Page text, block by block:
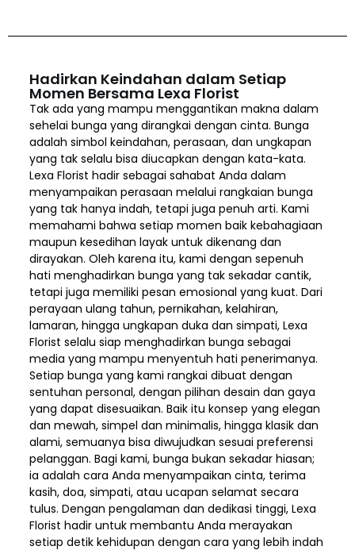
Hadirkan Keindahan dalam Setiap
Momen Bersama Lexa Florist
Tak ada yang mampu menggantikan makna dalam
sehelai bunga yang dirangkai dengan cinta. Bunga
adalah simbol keindahan, perasaan, dan ungkapan
yang tak selalu bisa diucapkan dengan kata-kata.
Lexa Florist hadir sebagai sahabat Anda dalam
menyampaikan perasaan melalui rangkaian bunga
yang tak hanya indah, tetapi juga penuh arti. Kami
memahami bahwa setiap momen baik kebahagiaan
maupun kesedihan layak untuk dikenang dan
dirayakan. Oleh karena itu, kami dengan sepenuh
hati menghadirkan bunga yang tak sekadar cantik,
tetapi juga memiliki pesan emosional yang kuat. Dari
perayaan ulang tahun, pernikahan, kelahiran,
lamaran, hingga ungkapan duka dan simpati, Lexa
Florist selalu siap menghadirkan bunga sebagai
media yang mampu menyentuh hati penerimanya.
Setiap bunga yang kami rangkai dibuat dengan
sentuhan personal, dengan pilihan desain dan gaya
yang dapat disesuaikan. Baik itu konsep yang elegan
dan mewah, simpel dan minimalis, hingga klasik dan
alami, semuanya bisa diwujudkan sesuai preferensi
pelanggan. Bagi kami, bunga bukan sekadar hiasan;
ia adalah cara Anda menyampaikan cinta, terima
kasih, doa, simpati, atau ucapan selamat secara
tulus. Dengan pengalaman dan dedikasi tinggi, Lexa
Florist hadir untuk membantu Anda merayakan
setiap detik kehidupan dengan cara yang lebih indah